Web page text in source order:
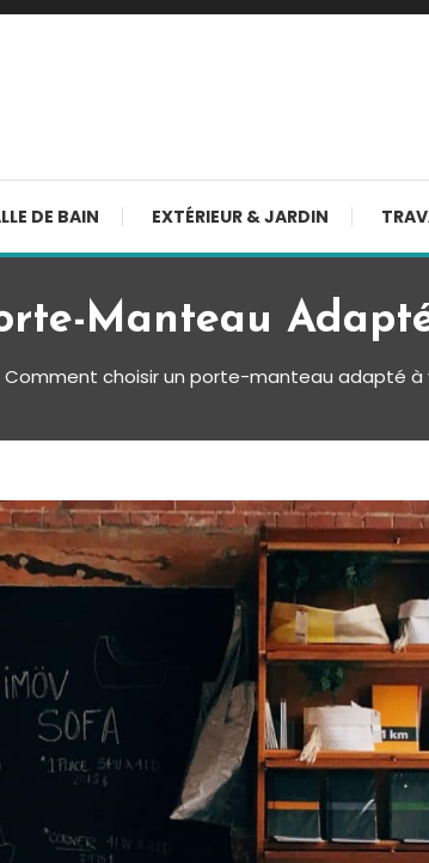
DE BAIN EXTÉRIEUR & JARDIN
Manteau
Comment choisir un porte-manteau adapté à